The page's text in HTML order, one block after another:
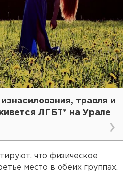
травля и
ЛГБТ* на Урале
что физическое
место в обеих группах.